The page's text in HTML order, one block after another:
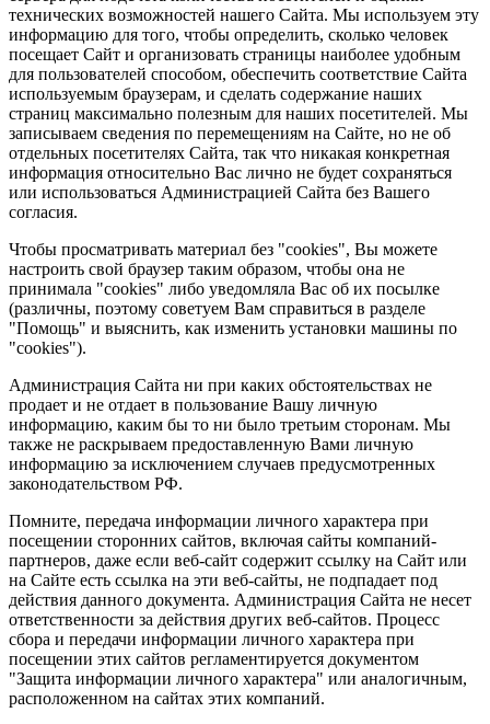
технических возможностей нашего Сайта. Мы используем эту
информацию для того, чтобы определить, сколько человек
посещает Сайт и организовать страницы наиболее удобным
для пользователей способом, обеспечить соответствие Сайта
используемым браузерам, и сделать содержание наших
страниц максимально полезным для наших посетителей. Мы
записываем сведения по перемещениям на Сайте, но не об
отдельных посетителях Сайта, так что никакая конкретная
информация относительно Вас лично не будет сохраняться
или использоваться Администрацией Сайта без Вашего
согласия.
Чтобы просматривать материал без "cookies", Вы можете
настроить свой браузер таким образом, чтобы она не
принимала "cookies" либо уведомляла Вас об их посылке
(различны, поэтому советуем Вам справиться в разделе
"Помощь" и выяснить, как изменить установки машины по
"cookies").
Администрация Сайта ни при каких обстоятельствах не
продает и не отдает в пользование Вашу личную
информацию, каким бы то ни было третьим сторонам. Мы
также не раскрываем предоставленную Вами личную
информацию за исключением случаев предусмотренных
законодательством РФ.
Помните, передача информации личного характера при
посещении сторонних сайтов, включая сайты компаний-
партнеров, даже если веб-сайт содержит ссылку на Сайт или
на Сайте есть ссылка на эти веб-сайты, не подпадает под
действия данного документа. Администрация Сайта не несет
ответственности за действия других веб-сайтов. Процесс
сбора и передачи информации личного характера при
посещении этих сайтов регламентируется документом
"Защита информации личного характера" или аналогичным,
расположенном на сайтах этих компаний.